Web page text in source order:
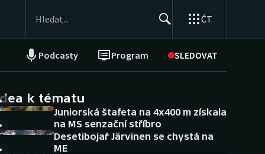
ČT
Podcasty Program SLEDOVAT
NEPŘEHLÉDNĚTE
Historické návraty
Aplikace ČT sport
k tématu
Juniorská štafeta na 4x400 m získala
na MS senzační stříbro
Desetibojař Järvinen se chystá na
ME